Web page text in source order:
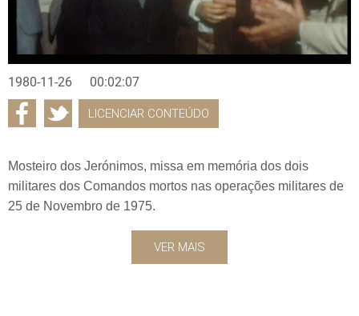
1980-11-26 00:02:07
LICENCIAR CONTEÚDO
Mosteiro dos Jerónimos, missa em memória dos dois
militares dos Comandos mortos nas operações militares de
25 de Novembro de 1975.
VER MAIS